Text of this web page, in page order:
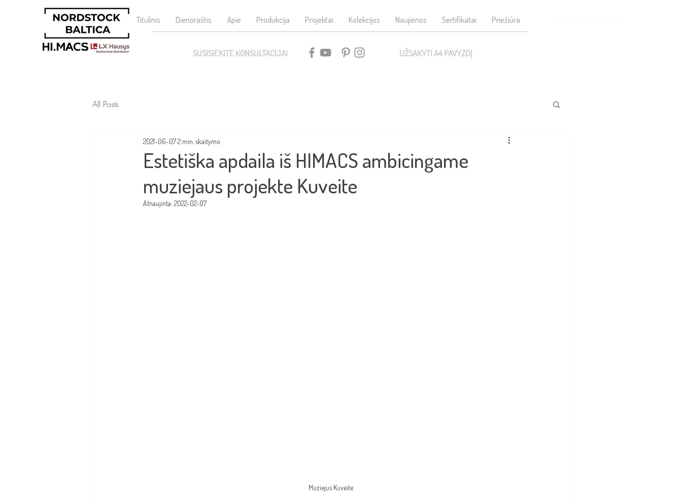
Titulinis Dienoraštis Apie Produkcija Projektai Kolekcijos Naujienos Sertifikatai Priežiūra
SUSISIEKITE KONSULTACIJAI UŽSAKYTI A4 PAVYZDĮ
All Posts
Estetiška apdaila iš HIMACS ambicingame
muziejaus projekte Kuveite
2021-06-072 min. skaitymo
Atnaujinta: 2022-02-07
Muziejus Kuveite